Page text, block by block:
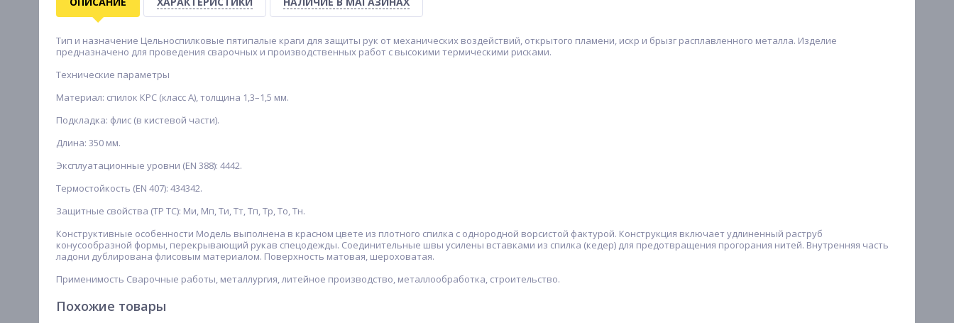
Тип и назначение Цельноспилковые пятипалые краги для защиты рук от механических воздействий, открытого пламени, искр и брызг расплавленного металла. Изделие
предназначено для проведения сварочных и производственных работ с высокими термическими рисками.
Технические параметры
Материал: спилок КРС (класс А), толщина 1,3–1,5 мм.
Подкладка: флис (в кистевой части).
Длина: 350 мм.
Эксплуатационные уровни (EN 388): 4442.
Термостойкость (EN 407): 434342.
Защитные свойства (ТР ТС): Ми, Мп, Ти, Тт, Тп, Тр, То, Тн.
Конструктивные особенности Модель выполнена в красном цвете из плотного спилка с однородной ворсистой фактурой. Конструкция включает удлиненный раструб
конусообразной формы, перекрывающий рукав спецодежды. Соединительные швы усилены вставками из спилка (кедер) для предотвращения прогорания нитей. Внутренняя часть
ладони дублирована флисовым материалом. Поверхность матовая, шероховатая.
Применимость Сварочные работы, металлургия, литейное производство, металлообработка, строительство.
Похожие товары